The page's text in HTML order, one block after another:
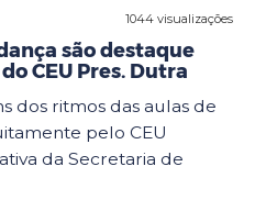
1044 visualizações
são destaque
CEU Pres. Dutra
dos ritmos das aulas de
pelo CEU
da Secretaria de